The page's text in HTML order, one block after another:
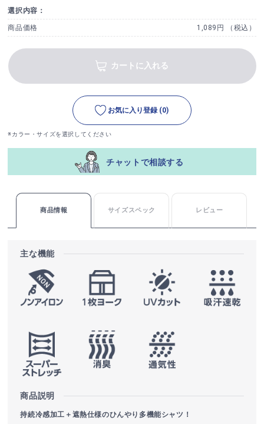
選択内容：
商品価格 1,089円 （税込）
カートに入れる
お気に入り登録 (0)
※カラー・サイズを選択してください
チャットで相談する
商品情報 サイズスペック レビュー
主な機能
商品説明
持続冷感加工＋遮熱仕様のひんやり多機能シャツ！